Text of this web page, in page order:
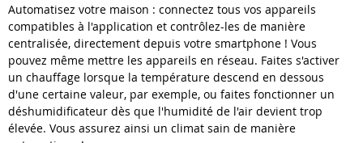
Automatisez votre maison : connectez tous vos appareils
compatibles à l'application et contrôlez-les de manière
centralisée, directement depuis votre smartphone ! Vous
pouvez même mettre les appareils en réseau. Faites s'activer
un chauffage lorsque la température descend en dessous
d'une certaine valeur, par exemple, ou faites fonctionner un
déshumidificateur dès que l'humidité de l'air devient trop
élevée. Vous assurez ainsi un climat sain de manière